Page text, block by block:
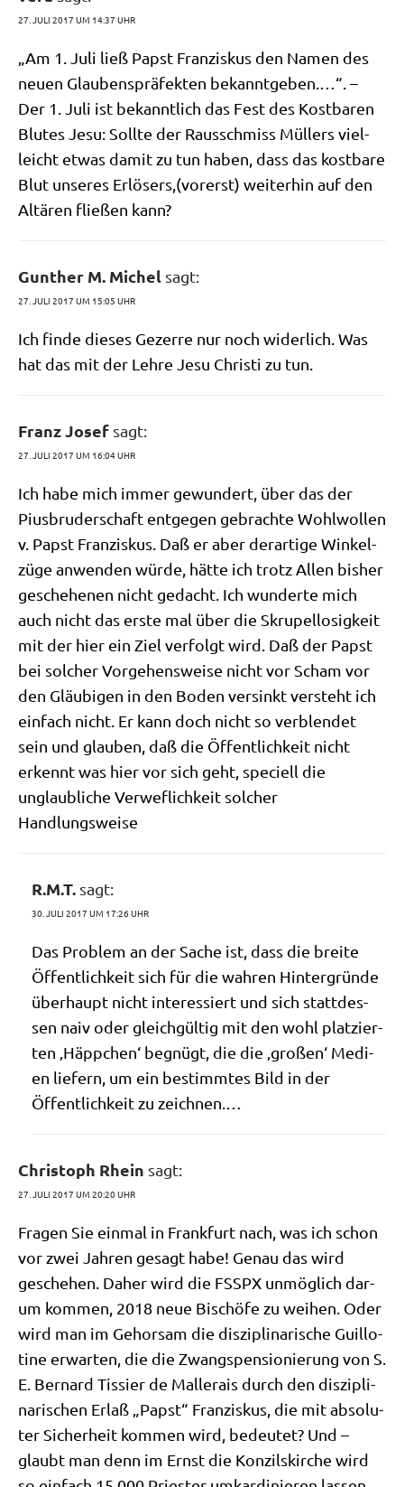
27. JULI 2017 UM 14:37 UHR
„Am 1. Juli ließ Papst Fran­zis­kus den Namen des
neu­en Glau­bens­prä­fek­ten bekannt­ge­ben.…“. –
Der 1. Juli ist bekannt­lich das Fest des Kost­ba­ren
Blu­tes Jesu: Soll­te der Raus­schmiss Mül­lers viel­
leicht etwas damit zu tun haben, dass das kost­ba­re
Blut unse­res Erlösers,(vorerst) wei­ter­hin auf den
Altä­ren flie­ßen kann?
Gunther M. Michel sagt:
27. JULI 2017 UM 15:05 UHR
Ich fin­de die­ses Gezer­re nur noch wider­lich. Was
hat das mit der Leh­re Jesu Chri­sti zu tun.
Franz Josef sagt:
27. JULI 2017 UM 16:04 UHR
Ich habe mich immer gewun­dert, über das der
Pius­bru­der­schaft ent­ge­gen gebrach­te Wohl­wol­len
v. Papst Fran­zis­kus. Daß er aber der­ar­ti­ge Win­kel­
zü­ge anwen­den wür­de, hät­te ich trotz Allen bis­her
gesche­he­nen nicht gedacht. Ich wun­der­te mich
auch nicht das erste mal über die Skru­pel­lo­sig­keit
mit der hier ein Ziel ver­folgt wird. Daß der Papst
bei sol­cher Vor­ge­hens­wei­se nicht vor Scham vor
den Gläu­bi­gen in den Boden ver­sinkt ver­steht ich
ein­fach nicht. Er kann doch nicht so ver­blen­det
sein und glau­ben, daß die Öffent­lich­keit nicht
erkennt was hier vor sich geht, spe­ciell die
unglaub­li­che Verwef­lich­keit sol­cher
Handlungsweise
R.M.T. sagt:
30. JULI 2017 UM 17:26 UHR
Das Pro­blem an der Sache ist, dass die brei­te
Öffent­lich­keit sich für die wah­ren Hin­ter­grün­de
über­haupt nicht inter­es­siert und sich statt­des­
sen naiv oder gleich­gül­tig mit den wohl plat­zier­
ten ‚Häpp­chen‘ begnügt, die die ‚gro­ßen‘ Medi­
en lie­fern, um ein bestimm­tes Bild in der
Öffent­lich­keit zu zeichnen.…
Christoph Rhein sagt:
27. JULI 2017 UM 20:20 UHR
Fra­gen Sie ein­mal in Frank­furt nach, was ich schon
vor zwei Jah­ren gesagt habe! Genau das wird
gesche­hen. Daher wird die FSSPX unmög­lich dar­
um kom­men, 2018 neue Bischö­fe zu wei­hen. Oder
wird man im Gehor­sam die dis­zi­pli­na­ri­sche Guil­lo­
ti­ne erwar­ten, die die Zwangs­pen­sio­nie­rung von S.
E. Ber­nard Tis­sier de Mal­ler­ais durch den dis­zi­pli­
na­ri­schen Erlaß „Papst“ Fran­zis­kus, die mit abso­lu­
ter Sicher­heit kom­men wird, bedeu­tet? Und –
glaubt man denn im Ernst die Kon­zils­kir­che wird